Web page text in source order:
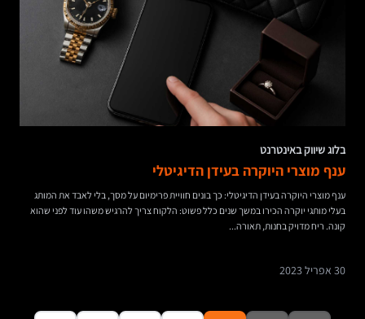
בלוג שיווק באינטרנט
ענף מוצרי היוקרה בעידן הדיגיטלי
ענף מוצרי היוקרה בעידן הדיגיטלי: כך בונים חוויית פרימיום על מסך, בלי לאבד את המותג
בעלי מותגי יוקרה הכירו במשך שנים כלל פשוט: הלקוח צריך להרגיש משהו עוד לפני שהוא
קונה. ריח מדויק בחנות, תאורה...
30 אפריל 2023